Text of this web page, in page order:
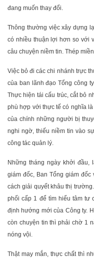
đang muốn thay đổi.
Thông thường việc xây dựng
có nhiều thuận lợi hơn so với
câu chuyện niềm tin. Thép
Việc bỏ đi các chi nhánh trực
của ban lãnh đạo Tổng công
Thực hiện tái cấu trúc, cắt bỏ
phù hợp với thực tế có nghĩa
của chính những người bị
nghi ngờ, thiếu niềm tin vào
công tác quản lý.
Những tháng ngày khởi đầu,
giám đốc, Ban Tổng giám
cách giải quyết khâu thị
phối cấp 1 để tìm hiểu tâm tư
định hướng mới của Công ty.
còn chuyện tin thì phải chờ 1
nóng vội.
Thật may mắn, thực chất thì